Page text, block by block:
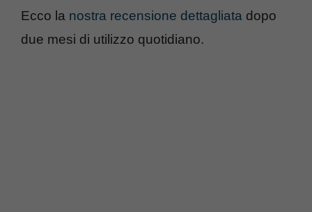
Ecco la nostra recensione dettagliata dopo
due mesi di utilizzo quotidiano.